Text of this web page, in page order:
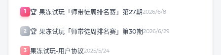
1 🏆 果冻试玩「师带徒周排名赛」第27期2026/6/8
2 🏆 果冻试玩「师带徒周排名赛」第30期2026/6/29
3 果冻试玩-用户协议2025/5/24